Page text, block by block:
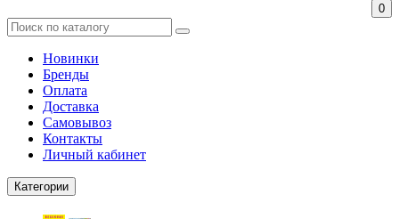
0
Новинки
Бренды
Оплата
Доставка
Самовывоз
Контакты
Личный кабинет
Категории